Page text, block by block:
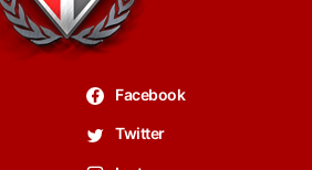
Facebook
Twitter